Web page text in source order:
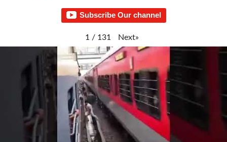
Subscribe Our channel
1 / 131 Next»